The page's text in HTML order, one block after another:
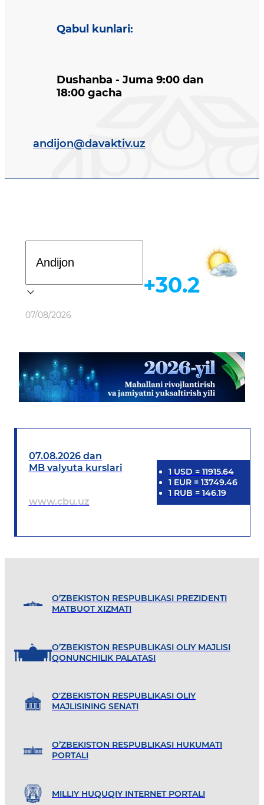
Qabul kunlari:
Dushanba - Juma 9:00 dan
18:00 gacha
andijon@davaktiv.uz
Ob-havo
07/08/2026
+30.2
07.08.2026 dan
MB valyuta kurslari
www.cbu.uz
1 USD = 11915.64
1 EUR= 13749.46
1 RUB = 146.19
O’ZBEKISTON RESPUBLIKASI PREZIDENTI
MATBUOT XIZMATI
O’ZBEKISTON RESPUBLIKASI OLIY MAJLISI
QONUNCHILIK PALATASI
O'ZBEKISTON RESPUBLIKASI OLIY
MAJLISINING SENATI
O’ZBEKISTON RESPUBLIKASI HUKUMATI
PORTALI
MILLIY HUQUQIY INTERNET PORTALI